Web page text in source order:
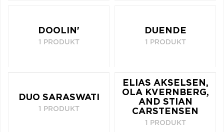
DOOLIN'
1 PRODUKT
DUENDE
1 PRODUKT
DUO SARASWATI
1 PRODUKT
ELIAS AKSELSEN,
OLA KVERNBERG,
AND STIAN
CARSTENSEN
1 PRODUKT